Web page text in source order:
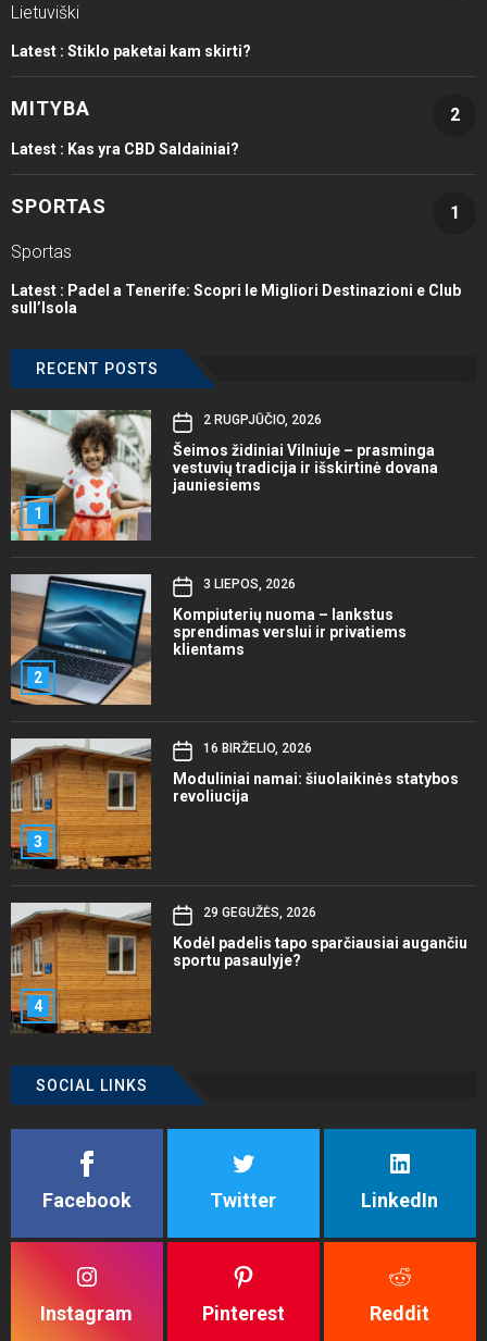
Lietuviški
Latest : Stiklo paketai kam skirti?
MITYBA 2
Latest : Kas yra CBD Saldainiai?
SPORTAS
1
Sportas
Latest : Padel a Tenerife: Scopri le Migliori Destinazioni e Club
sull’Isola
RECENT POSTS
1
2 RUGPJŪČIO, 2026
Šeimos židiniai Vilniuje – prasminga
vestuvių tradicija ir išskirtinė dovana
jauniesiems
2
3 LIEPOS, 2026
Kompiuterių nuoma – lankstus
sprendimas verslui ir privatiems
klientams
3
16 BIRŽELIO, 2026
Moduliniai namai: šiuolaikinės statybos
revoliucija
4
29 GEGUŽĖS, 2026
Kodėl padelis tapo sparčiausiai augančiu
sportu pasaulyje?
SOCIAL LINKS
Facebook Twitter LinkedIn
Instagram Pinterest Reddit